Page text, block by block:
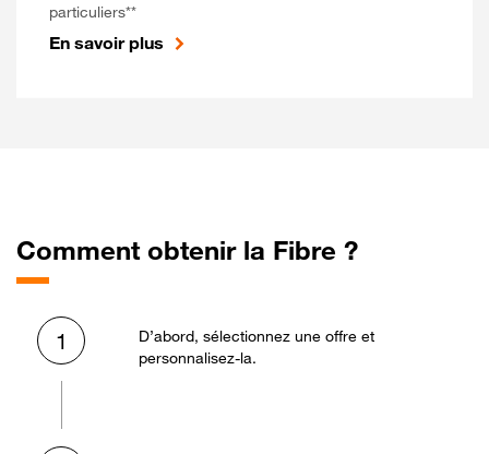
particuliers**
En savoir plus
Comment obtenir la Fibre ?
1
D’abord, sélectionnez une offre et
personnalisez-la.